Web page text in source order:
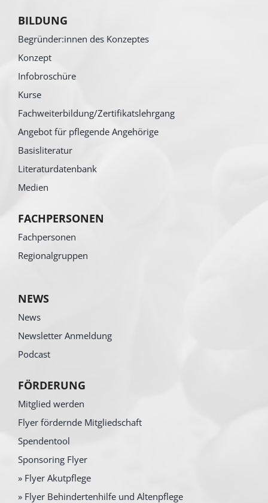
BILDUNG
Begründer:innen des Konzeptes
Konzept
Infobroschüre
Kurse
Fachweiterbildung/Zertifikatslehrgang
Angebot für pflegende Angehörige
Basisliteratur
Literaturdatenbank
Medien
FACHPERSONEN
Fachpersonen
Regionalgruppen
NEWS
News
Newsletter Anmeldung
Podcast
FÖRDERUNG
Mitglied werden
Flyer fördernde Mitgliedschaft
Spendentool
Sponsoring Flyer
» Flyer Akutpflege
» Flyer Behindertenhilfe und Altenpflege